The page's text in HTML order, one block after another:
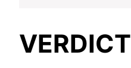
VERDICT